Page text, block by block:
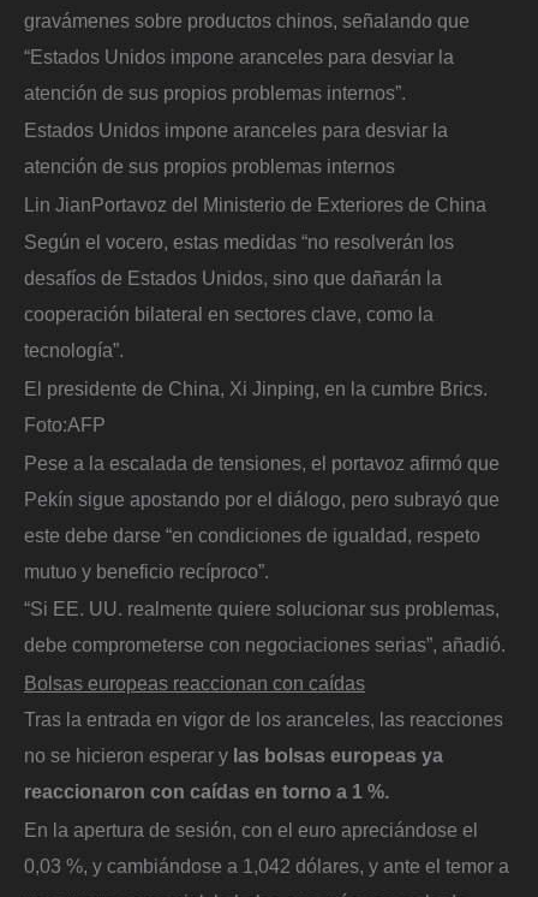
gravámenes sobre productos chinos, señalando que
“Estados Unidos impone aranceles para desviar la
atención de sus propios problemas internos”.
Estados Unidos impone aranceles para desviar la
atención de sus propios problemas internos
Lin JianPortavoz del Ministerio de Exteriores de China
Según el vocero, estas medidas “no resolverán los
desafíos de Estados Unidos, sino que dañarán la
cooperación bilateral en sectores clave, como la
tecnología”.
El presidente de China, Xi Jinping, en la cumbre Brics.
Foto:AFP
Pese a la escalada de tensiones, el portavoz afirmó que
Pekín sigue apostando por el diálogo, pero subrayó que
este debe darse “en condiciones de igualdad, respeto
mutuo y beneficio recíproco”.
“Si EE. UU. realmente quiere solucionar sus problemas,
debe comprometerse con negociaciones serias”, añadió.
Bolsas europeas reaccionan con caídas
Tras la entrada en vigor de los aranceles, las reacciones
no se hicieron esperar y las bolsas europeas ya
reaccionaron con caídas en torno a 1 %.
En la apertura de sesión, con el euro apreciándose el
0,03 %, y cambiándose a 1,042 dólares, y ante el temor a